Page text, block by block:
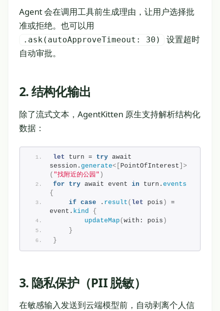
Agent 会在调用工具前生成理由，让用户选择批
准或拒绝。也可以用
.ask(autoApproveTimeout: 30)
设置超时
自动审批。
2. 结构化输出
除了流式文本，AgentKitten 原生支持解析结构化
数据：
let turn = try await
session. generate<[ PointOfInterest]>
( "找附近的公园" )
for
try await event in turn. events
{
if case . result ( let pois )
=
event. kind
{
updateMap (with: pois )
}
}
3. 隐私保护（PII 脱敏）
在敏感输入发送到云端模型前，自动剥离个人信